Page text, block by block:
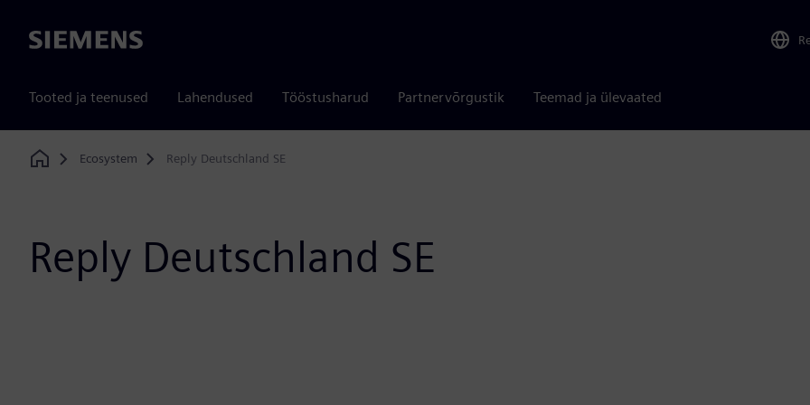
Siemens
Tooted ja teenused Lahendused Tööstusharud Partnervõrgustik Teemad ja ülevaated
Home
Ecosystem Reply Deutschland SE
Reply Deutschland SE